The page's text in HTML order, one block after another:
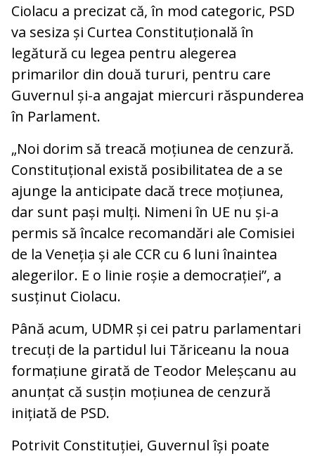
Ciolacu a precizat că, în mod categoric, PSD
va sesiza și Curtea Constituțională în
legătură cu legea pentru alegerea
primarilor din două tururi, pentru care
Guvernul și-a angajat miercuri răspunderea
în Parlament.
„Noi dorim să treacă moțiunea de cenzură.
Constituțional există posibilitatea de a se
ajunge la anticipate dacă trece moțiunea,
dar sunt pași mulți. Nimeni în UE nu și-a
permis să încalce recomandări ale Comisiei
de la Veneția și ale CCR cu 6 luni înaintea
alegerilor. E o linie roșie a democrației”, a
susținut Ciolacu.
Până acum, UDMR și cei patru parlamentari
trecuți de la partidul lui Tăriceanu la noua
formațiune girată de Teodor Meleșcanu au
anunțat că susțin moțiunea de cenzură
inițiată de PSD.
Potrivit Constituției, Guvernul își poate